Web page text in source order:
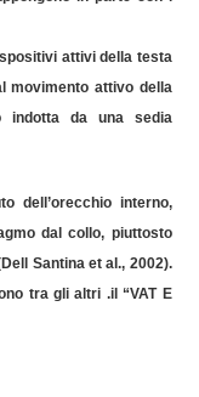
attivi della testa
movimento attivo della
indotta da una sedia
dell’orecchio interno,
dal collo, piuttosto
Santina et al., 2002).
tra gli altri .il “VAT E